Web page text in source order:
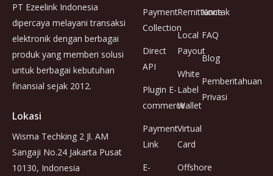
PT Ezeelink Indonesia
dipercaya melayani transaksi
elektronik dengan berbagai
produk yang memberi solusi
untuk berbagai kebutuhan
finansial sejak 2012.
Lokasi
Wisma Techking 2 Jl. AM
Sangaji No.24 Jakarta Pusat
10130, Indonesia
Payment
Collection
Direct
API
Plugin E-
commerce
Payment
Link
E-
Remittance
Local
Payout
White
Label
Wallet
Virtual
Card
Offshore
Kontak
FAQ
Blog
Pemberitahuan
Privasi